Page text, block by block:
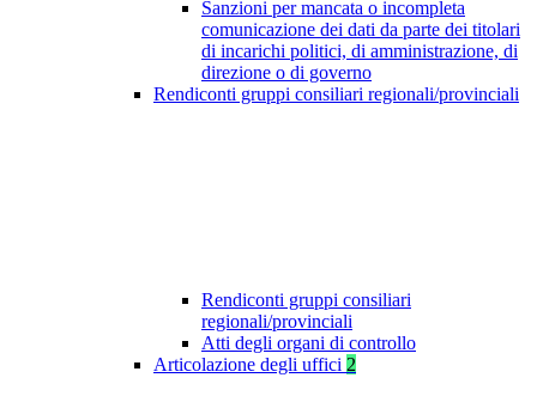
Sanzioni per mancata o incompleta
comunicazione dei dati da parte dei titolari
di incarichi politici, di amministrazione, di
direzione o di governo
Rendiconti gruppi consiliari regionali/provinciali
Rendiconti gruppi consiliari
regionali/provinciali
Atti degli organi di controllo
Articolazione degli uffici 2